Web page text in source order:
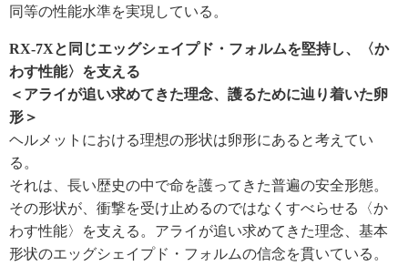
同等の性能水準を実現している。
RX-7Xと同じエッグシェイプド・フォルムを堅持し、〈か
わす性能〉を支える
＜アライが追い求めてきた理念、護るために辿り着いた卵
形＞
ヘルメットにおける理想の形状は卵形にあると考えてい
る。
それは、長い歴史の中で命を護ってきた普遍の安全形態。
その形状が、衝撃を受け止めるのではなくすべらせる〈か
わす性能〉を支える。アライが追い求めてきた理念、基本
形状のエッグシェイプド・フォルムの信念を貫いている。